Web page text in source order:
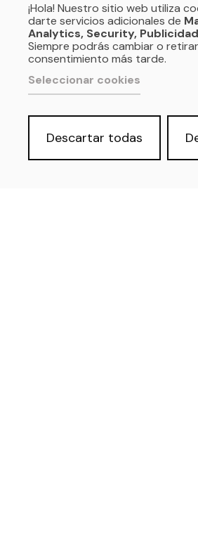
¡Hola! Nuestro sitio web utiliza
darte servicios adicionales de
Analytics, Security,
Siempre podrás cambiar o
consentimiento más tarde.
Seleccionar cookies
Descartar todas